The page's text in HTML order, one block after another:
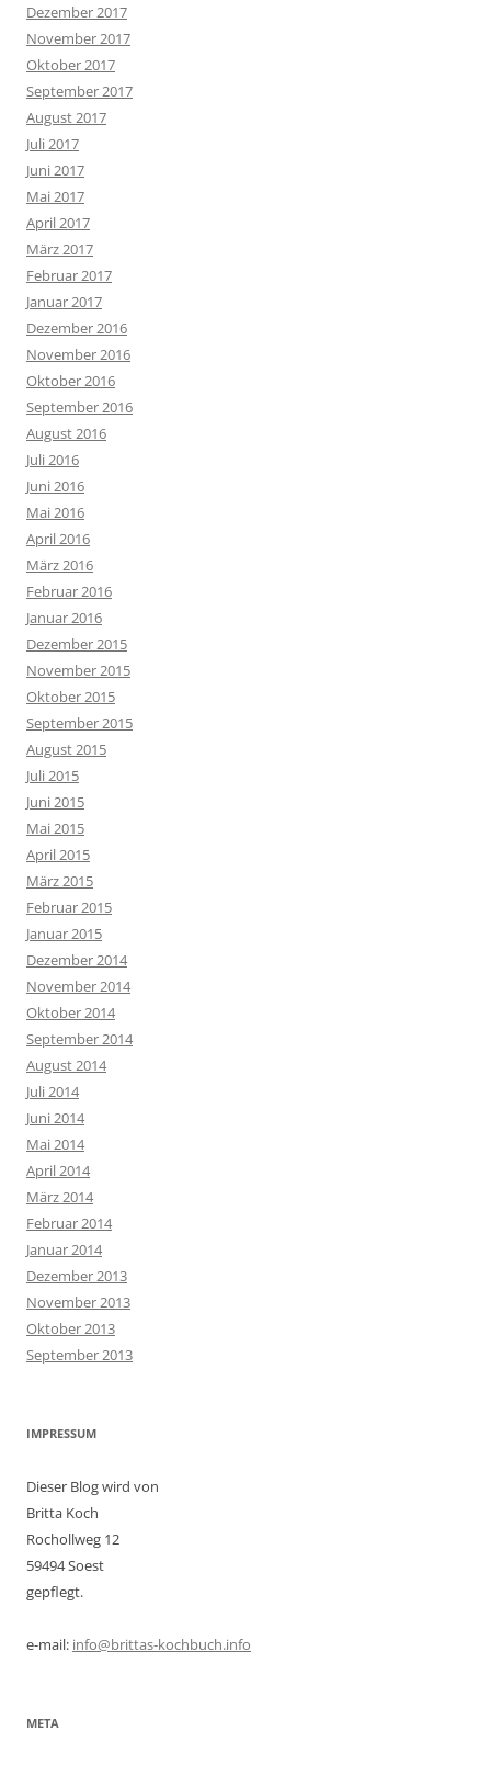
Dezember 2017
November 2017
Oktober 2017
September 2017
August 2017
Juli 2017
Juni 2017
Mai 2017
April 2017
März 2017
Februar 2017
Januar 2017
Dezember 2016
November 2016
Oktober 2016
September 2016
August 2016
Juli 2016
Juni 2016
Mai 2016
April 2016
März 2016
Februar 2016
Januar 2016
Dezember 2015
November 2015
Oktober 2015
September 2015
August 2015
Juli 2015
Juni 2015
Mai 2015
April 2015
März 2015
Februar 2015
Januar 2015
Dezember 2014
November 2014
Oktober 2014
September 2014
August 2014
Juli 2014
Juni 2014
Mai 2014
April 2014
März 2014
Februar 2014
Januar 2014
Dezember 2013
November 2013
Oktober 2013
September 2013
IMPRESSUM
Dieser Blog wird von
Britta Koch
Rochollweg 12
59494 Soest
gepflegt.
e-mail: info@brittas-kochbuch.info
META